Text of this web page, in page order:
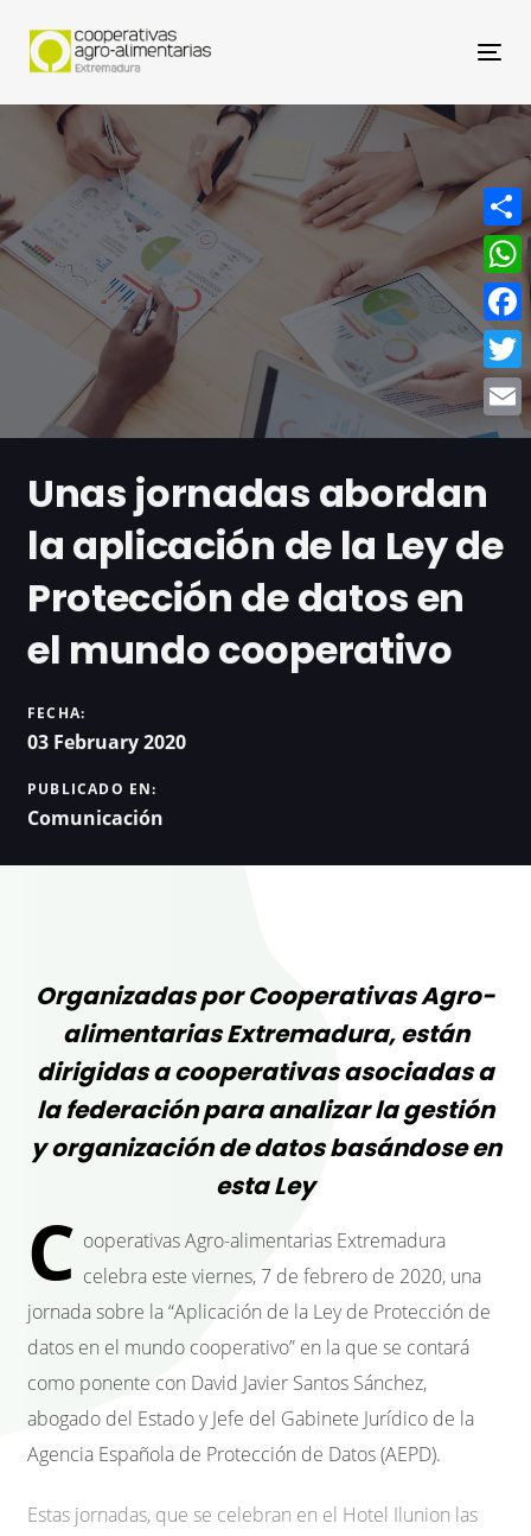
Unas jornadas abordan
la aplicación de la Ley de
Protección de datos en
el mundo cooperativo
FECHA:
03 February 2020
PUBLICADO EN:
Comunicación
Organizadas por Cooperativas Agro-
alimentarias Extremadura, están
dirigidas a cooperativas asociadas a
la federación para analizar la gestión
y organización de datos basándose en
esta Ley
C ooperativas Agro-alimentarias Extremadura
celebra este viernes, 7 de febrero de 2020, una
jornada sobre la “Aplicación de la Ley de Protección de
datos en el mundo cooperativo” en la que se contará
como ponente con David Javier Santos Sánchez,
abogado del Estado y Jefe del Gabinete Jurídico de la
Agencia Española de Protección de Datos (AEPD).
Estas jornadas, que se celebran en el Hotel Ilunion las
Email